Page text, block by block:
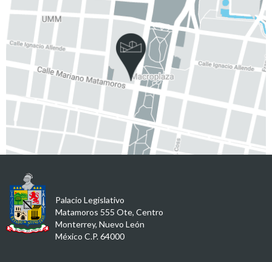
Palacio Legislativo
Matamoros 555 Ote, Centro
Monterrey, Nuevo León
México C.P. 64000